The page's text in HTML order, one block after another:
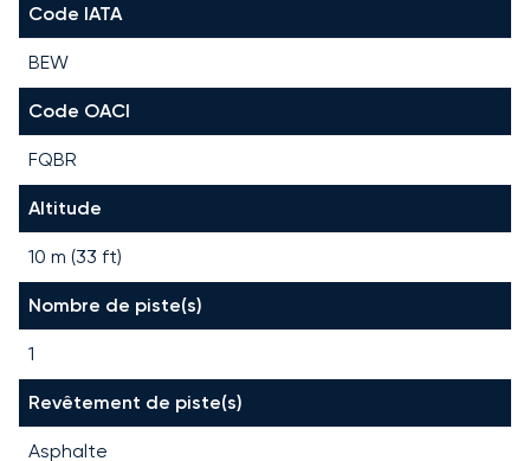
Code IATA
BEW
Code OACI
FQBR
Altitude
10 m (33 ft)
Nombre de piste(s)
1
Revêtement de piste(s)
Asphalte